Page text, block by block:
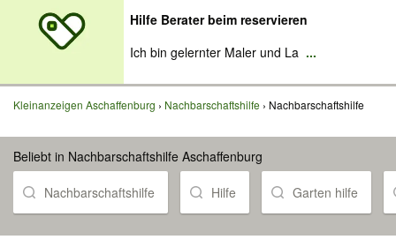
Hilfe Berater beim reservieren
Ich bin gelernter Maler und La ...
Kleinanzeigen Aschaffenburg Nachbarschaftshilfe Nachbarschaftshilfe
Beliebt in Nachbarschaftshilfe Aschaffenburg
Nachbarschaftshilfe Hilfe Garten hilfe